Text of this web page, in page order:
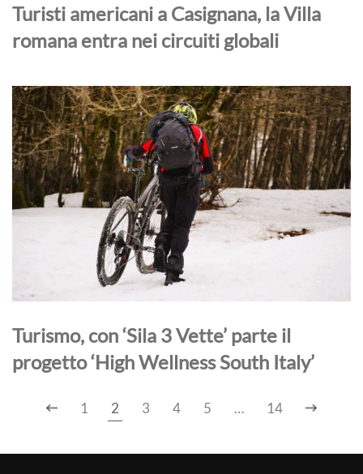
Turisti americani a Casignana, la Villa
romana entra nei circuiti globali
Turismo, con ‘Sila 3 Vette’ parte il
progetto ‘High Wellness South Italy’
1 2 3 4 5 … 14